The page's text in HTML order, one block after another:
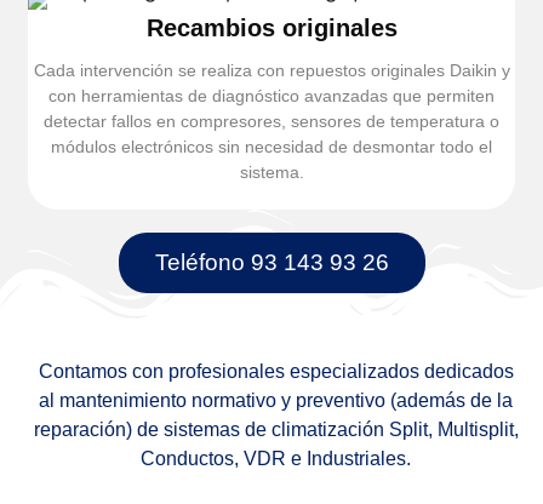
Recambios originales
Cada intervención se realiza con repuestos originales Daikin y
con herramientas de diagnóstico avanzadas que permiten
detectar fallos en compresores, sensores de temperatura o
módulos electrónicos sin necesidad de desmontar todo el
sistema.
Teléfono 93 143 93 26
Contamos con profesionales especializados dedicados
al mantenimiento normativo y preventivo (además de la
reparación) de sistemas de climatización Split, Multisplit,
Conductos, VDR e Industriales.